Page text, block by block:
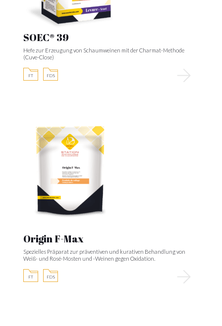
SOEC® 39
Hefe zur Erzeugung von Schaumweinen mit der Charmat-Methode
(Cuve-Close)
FT FDS
Origin F-Max
Spezielles Präparat zur präventiven und kurativen Behandlung von
Weiß- und Rosé-Mosten und -Weinen gegen Oxidation.
FT FDS